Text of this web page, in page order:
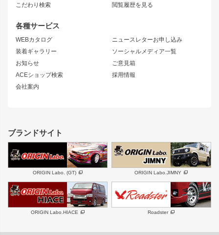
こだわり検索
閲覧履歴を見る
各種サービス
WEBカタログ
装着ギャラリー
お知らせ
ACEショップ検索
会社案内
ニュースレターお申し込み
ソーシャルメディア一覧
ご意見箱
採用情報
S15 シルビア
S14 シルビア 後期
S13 シルビア
180SX
シルエイティ
ワンビア
ローレル
セフィーロ
キャラバン
スズキ
GS350
SC
スバル 三菱
デリカ D:5
軽自動車 汎用
リアウイング
ジムニーパーツ
ホイール
MUD-S7
MUD-SR7
まつど家 鉄漢
ボンネット
フェンダー
サイドパーツ
リアゲート
メンテナンスパーツ
ハイエースパーツ
ホイール
DAYTONA-RS
DAYTONA-RS NEO
エアロシリーズ
ブランドサイト
ORIGIN Labo. (GT) ORIGIN Labo.JIMNY
ORIGIN Labo.HIACE Roadster